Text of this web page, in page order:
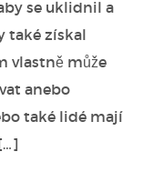
se uklidnil a
také získal
vlastně může
anebo
také lidé mají